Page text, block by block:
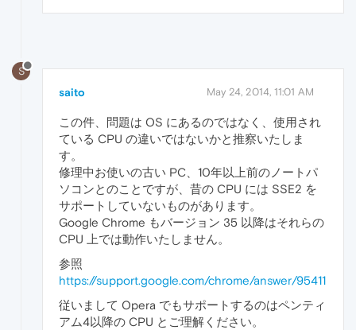
S
saito May 24, 2014, 11:01 AM
この件、問題は OS にあるのではなく、使用され
ている CPU の違いではないかと推察いたしま
す。
修理中お使いの古い PC、10年以上前のノートパ
ソコンとのことですが、昔の CPU には SSE2 を
サポートしていないものがあります。
Google Chrome もバージョン 35 以降はそれらの
CPU 上では動作いたしません。
参照
https://support.google.com/chrome/answer/95411
従いまして Opera でもサポートするのはペンティ
アム4以降の CPU とご理解ください。